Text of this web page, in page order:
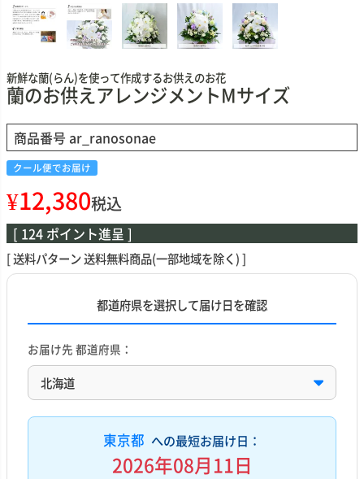
新鮮な蘭(らん)を使って作成するお供えのお花
蘭のお供えアレンジメントMサイズ
商品番号 ar_ranosonae
クール便でお届け
¥12,380税込
[ 124 ポイント進呈 ]
送料パターン送料無料商品(一部地域を除く)
都道府県を選択して届け日を確認
お届け先 都道府県：
東京都 への最短お届け日：
2026年08月11日